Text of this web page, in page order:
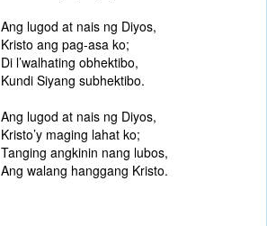
Ang lugod at nais ng Diyos,
Kristo ang pag-asa ko;
Di l’walhating obhektibo,
Kundi Siyang subhektibo.
Ang lugod at nais ng Diyos,
Kristo’y maging lahat ko;
Tanging angkinin nang lubos,
Ang walang hanggang Kristo.